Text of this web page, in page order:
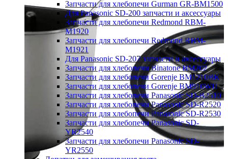
Запчасти для хлебопечи Gurman GR-BM1500
Для Panasonic SD-200 запчасти и аксессуары
Запчасти для хлебопечи Redmond RBM-
M1920
Запчасти для хлебопечи Redmond RBM-
M1921
Для Panasonic SD-207 запчасти и аксессуары
Запчасти для хлебопечи Binatone BM202
Запчасти для хлебопечи Gorenje BM1210BK
Запчасти для хлебопечи Gorenje BM910WII
Запчасти для хлебопечи Panasonic SD-B2510
Запчасти для хлебопечи Panasonic SD-R2520
Запчасти для хлебопечи Panasonic SD-R2530
Запчасти для хлебопечи Panasonic SD-
YR2540
Запчасти для хлебопечи Panasonic SD-
YR2550